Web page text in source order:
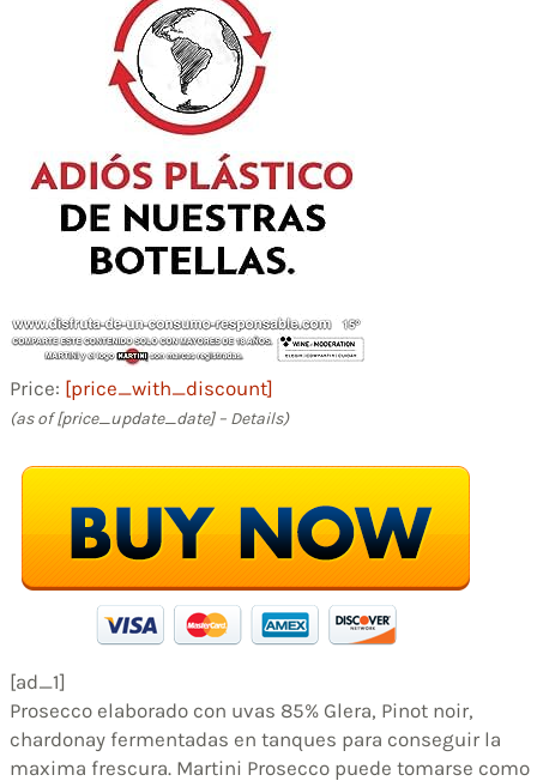
Price: [price_with_discount]
(as of [price_update_date] – Details)
[ad_1]
Prosecco elaborado con uvas 85% Glera, Pinot noir,
chardonay fermentadas en tanques para conseguir la
maxima frescura. Martini Prosecco puede tomarse como